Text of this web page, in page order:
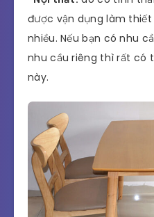
được vận dụng làm
nhiều. Nếu bạn có nhu
nhu cầu riêng thì rất có
này.